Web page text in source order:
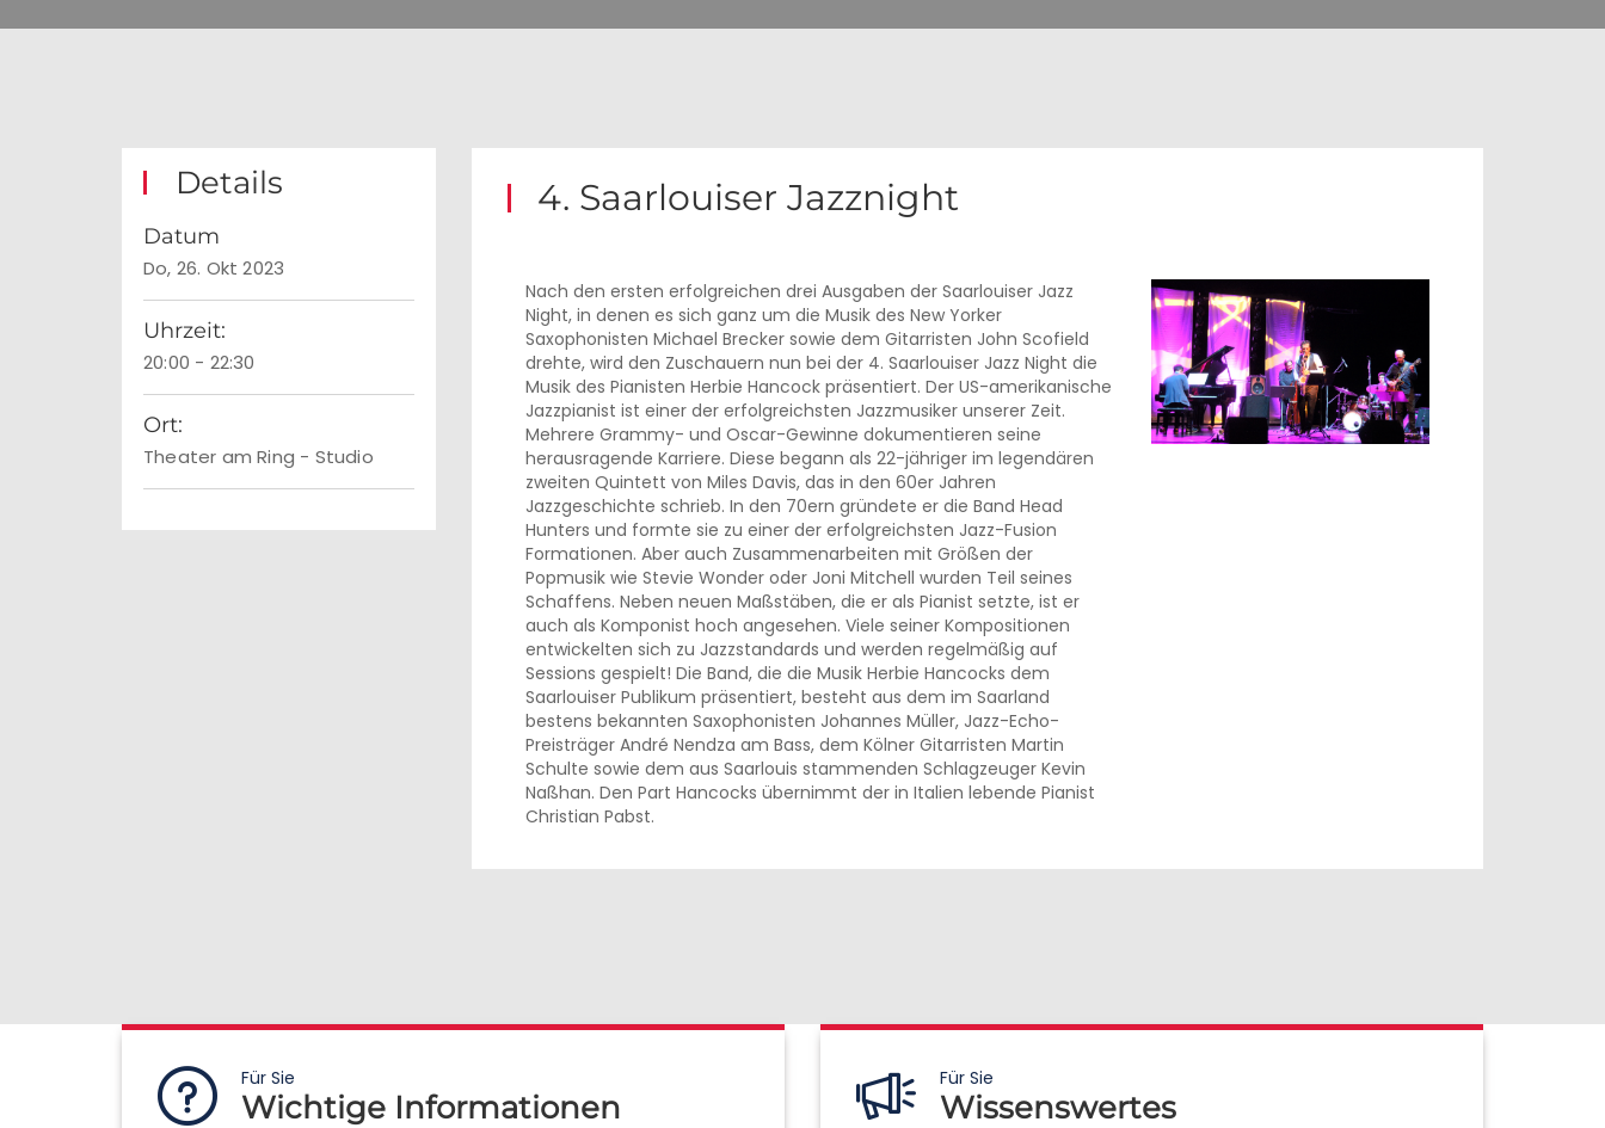
Details
Datum
Do, 26. Okt 2023
Uhrzeit:
20:00 - 22:30
Ort:
Theater am Ring - Studio
4. Saarlouiser Jazznight
Nach den ersten erfolgreichen drei Ausgaben der Saarlouiser Jazz
Night, in denen es sich ganz um die Musik des New Yorker
Saxophonisten Michael Brecker sowie dem Gitarristen John Scofield
drehte, wird den Zuschauern nun bei der 4. Saarlouiser Jazz Night die
Musik des Pianisten Herbie Hancock präsentiert. Der US-amerikanische
Jazzpianist ist einer der erfolgreichsten Jazzmusiker unserer Zeit.
Mehrere Grammy- und Oscar-Gewinne dokumentieren seine
herausragende Karriere. Diese begann als 22-jähriger im legendären
zweiten Quintett von Miles Davis, das in den 60er Jahren
Jazzgeschichte schrieb. In den 70ern gründete er die Band Head
Hunters und formte sie zu einer der erfolgreichsten Jazz-Fusion
Formationen. Aber auch Zusammenarbeiten mit Größen der
Popmusik wie Stevie Wonder oder Joni Mitchell wurden Teil seines
Schaffens. Neben neuen Maßstäben, die er als Pianist setzte, ist er
auch als Komponist hoch angesehen. Viele seiner Kompositionen
entwickelten sich zu Jazzstandards und werden regelmäßig auf
Sessions gespielt! Die Band, die die Musik Herbie Hancocks dem
Saarlouiser Publikum präsentiert, besteht aus dem im Saarland
bestens bekannten Saxophonisten Johannes Müller, Jazz-Echo-
Preisträger André Nendza am Bass, dem Kölner Gitarristen Martin
Schulte sowie dem aus Saarlouis stammenden Schlagzeuger Kevin
Naßhan. Den Part Hancocks übernimmt der in Italien lebende Pianist
Christian Pabst.
Für Sie
Wichtige Informationen
Für Sie
Wissenswertes